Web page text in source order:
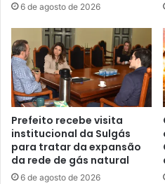
6 de agosto de 2026
Prefeito recebe visita
institucional da Sulgás
para tratar da expansão
da rede de gás natural
6 de agosto de 2026